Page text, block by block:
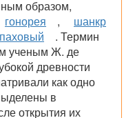
образом,
гонорея ,
шанкр
. Термин
ученым Ж. де
древности
как одно
в
открытия их